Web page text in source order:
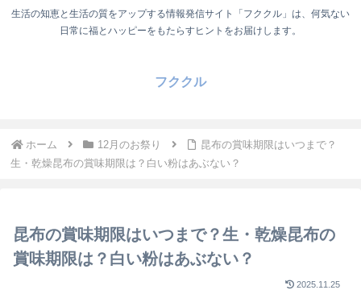
生活の知恵と生活の質をアップする情報発信サイト「フククル」は、何気ない
日常に福とハッピーをもたらすヒントをお届けします。
フククル
ホーム 12月のお祭り
昆布の賞味期限はいつまで？
生・乾燥昆布の賞味期限は？白い粉はあぶない？
昆布の賞味期限はいつまで？生・乾燥昆布の
賞味期限は？白い粉はあぶない？
2025.11.25